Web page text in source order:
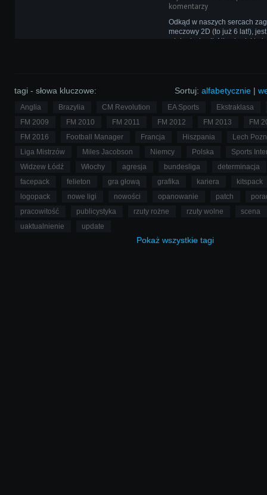
komentarzy
Odkąd w naszych sercach
meczowy 2D (to już 6 lat!),
wielu dyskusji. Nie chodzi tu
Sortuj: alfabetycznie |
tagi - słowa kluczowe:
Anglia Brazylia CM Revolution EA Sports
Ekstraklasa
FM 2009
FM 2010 FM 2011 FM 2012 FM 2013
FM
FM 2016
Football Manager Francja Hiszpania
Lech
Liga Mistrzów
Miles Jacobson Niemcy Polska
Sports
Widzew Łódź
Włochy agresja bundesliga
determinacja
facepack
felieton gra głową grafika kariera
kitspack
logopack
nowe ligi nowości opanowanie patch
pracowitość
publicystyka rzuty rożne rzuty wolne
scena
uaktualnienie
update
Pokaż wszystkie tagi